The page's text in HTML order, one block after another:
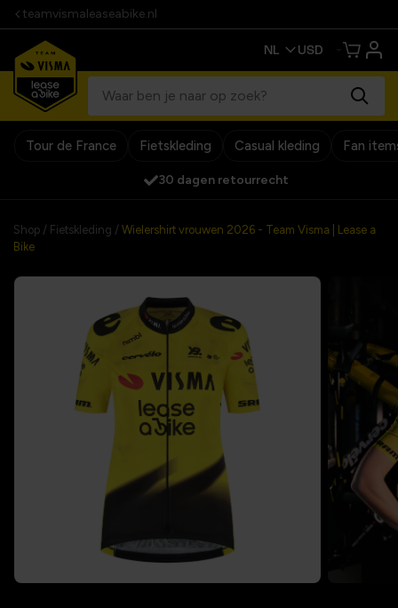
teamvismaleaseabike.nl
Tour de France Fietskleding Casual kleding Fan
30 dagen retourrecht
Shop / Fietskleding / Wielershirt vrouwen 2026 - Team Visma | Lease a
Bike